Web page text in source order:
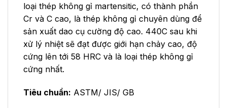
loại thép không gỉ martensitic, có thành phần
Cr và C cao, là thép không gỉ chuyên dùng để
sản xuất dao cụ cường độ cao. 440C sau khi
xử lý nhiệt sẽ đạt được giới hạn chảy cao, độ
cứng lên tới 58 HRC và là loại thép không gỉ
cứng nhất.
Tiêu chuẩn: ASTM/ JIS/ GB